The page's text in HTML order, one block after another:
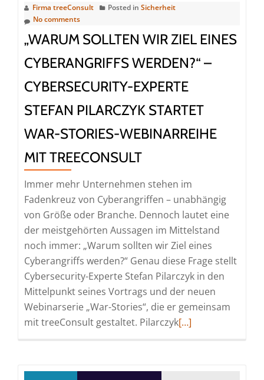
fort
Firma treeConsult Posted in Sicherheit
No comments
„WARUM SOLLTEN WIR ZIEL EINES
CYBERANGRIFFS WERDEN?“ –
CYBERSECURITY-EXPERTE
STEFAN PILARCZYK STARTET
WAR-STORIES-WEBINARREIHE
MIT TREECONSULT
Immer mehr Unternehmen stehen im
Fadenkreuz von Cyberangriffen – unabhängig
von Größe oder Branche. Dennoch lautet eine
der meistgehörten Aussagen im Mittelstand
noch immer: „Warum sollten wir Ziel eines
Cyberangriffs werden?“ Genau diese Frage stellt
Cybersecurity-Experte Stefan Pilarczyk in den
Mittelpunkt seines Vortrags und der neuen
Webinarserie „War-Stories“, die er gemeinsam
mit treeConsult gestaltet. PilarczykRead
[…]